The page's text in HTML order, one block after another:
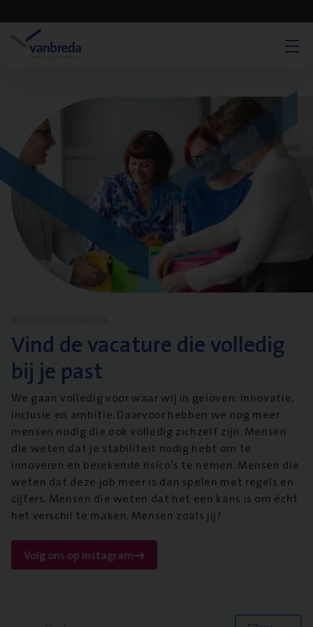
Vind de vacature die volledig
bij je past
We gaan volledig voor waar wij in geloven: innovatie,
inclusie en ambitie. Daarvoor hebben we nog meer
mensen nodig die ook volledig zichzelf zijn. Mensen
die weten dat je stabiliteit nodig hebt om te
innoveren en berekende risico’s te nemen. Mensen die
weten dat deze job meer is dan spelen met regels en
cijfers. Mensen die weten dat het een kans is om écht
het verschil te maken. Mensen zoals jij?
Volg ons op instagram